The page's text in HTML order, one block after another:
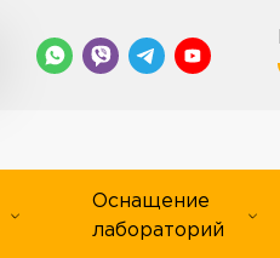
Оснащение
лабораторий